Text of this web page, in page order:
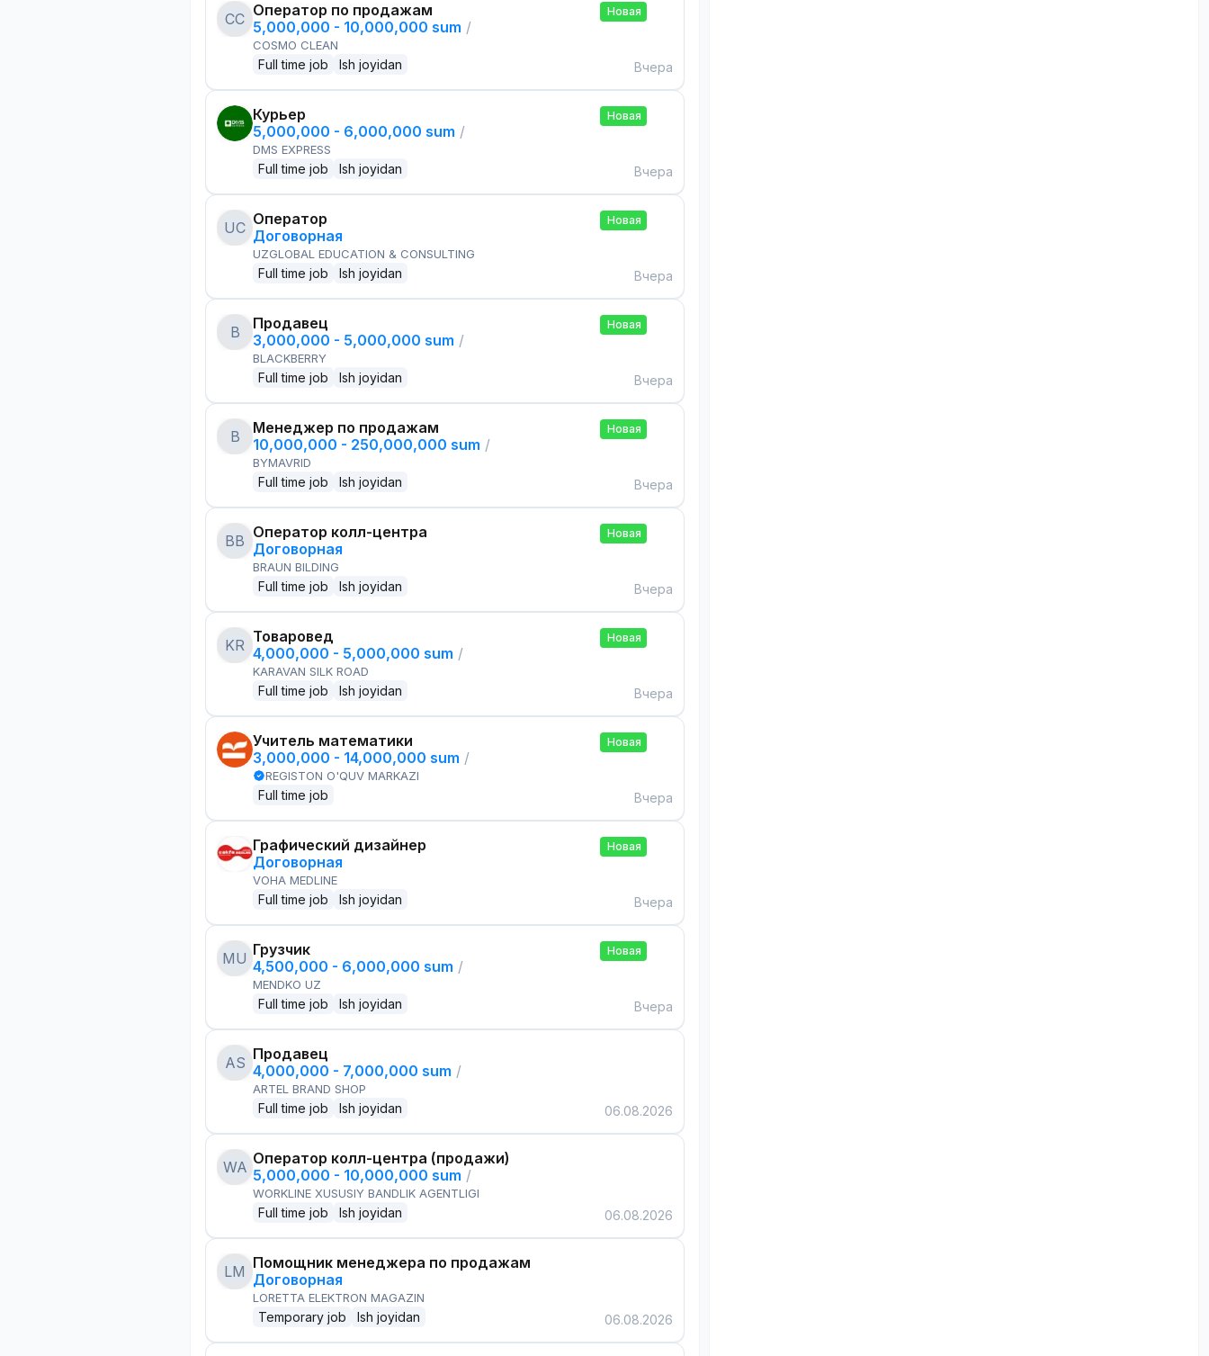
CC Оператор по продажам
5,000,000 - 10,000,000 sum /
COSMO CLEAN
Full time job Ish joyidan
Новая
Вчера
Курьер
5,000,000 - 6,000,000 sum /
DMS EXPRESS
Full time job Ish joyidan
Новая
Вчера
UC Оператор
Договорная
UZGLOBAL EDUCATION & CONSULTING
Full time job Ish joyidan
Новая
Вчера
B
Продавец
3,000,000 - 5,000,000 sum /
BLACKBERRY
Full time job Ish joyidan
Новая
Вчера
B
Менеджер по продажам
10,000,000 - 250,000,000 sum /
BYMAVRID
Full time job Ish joyidan
Новая
Вчера
BB Оператор колл-центра
Договорная
BRAUN BILDING
Full time job Ish joyidan
Новая
Вчера
KR Товаровед
4,000,000 - 5,000,000 sum /
KARAVAN SILK ROAD
Full time job Ish joyidan
Новая
Вчера
Учитель математики
3,000,000 - 14,000,000 sum /
REGISTON O'QUV MARKAZI
Full time job
Новая
Вчера
Графический дизайнер
Договорная
VOHA MEDLINE
Full time job Ish joyidan
Новая
Вчера
MU Грузчик
4,500,000 - 6,000,000 sum /
MENDKO UZ
Full time job Ish joyidan
Новая
Вчера
AS Продавец
4,000,000 - 7,000,000 sum /
ARTEL BRAND SHOP
Full time job Ish joyidan 06.08.2026
WA Оператор колл-центра (продажи)
5,000,000 - 10,000,000 sum /
WORKLINE XUSUSIY BANDLIK AGENTLIGI
Full time job Ish joyidan 06.08.2026
LM Помощник менеджера по продажам
Договорная
LORETTA ELEKTRON MAGAZIN
Temporary job Ish joyidan 06.08.2026